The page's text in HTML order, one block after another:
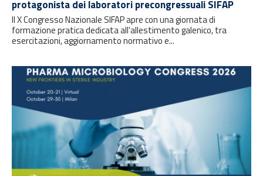
protagonista dei laboratori precongressuali SIFAP
Il X Congresso Nazionale SIFAP apre con una giornata di
formazione pratica dedicata all'allestimento galenico, tra
esercitazioni, aggiornamento normativo e...